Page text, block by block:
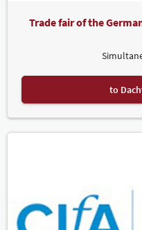
Trade fair of the
to